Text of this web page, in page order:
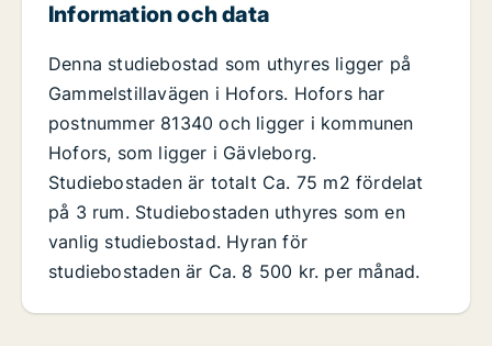
Information och data
Denna studiebostad som uthyres ligger på
Gammelstillavägen i Hofors. Hofors har
postnummer 81340 och ligger i kommunen
Hofors, som ligger i Gävleborg.
Studiebostaden är totalt Ca. 75 m2 fördelat
på 3 rum. Studiebostaden uthyres som en
vanlig studiebostad. Hyran för
studiebostaden är Ca. 8 500 kr. per månad.